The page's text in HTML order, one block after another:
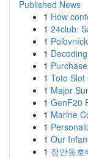
Published News
1 How
1 24club:
1
1
1
1 Toto
1 Major
1 GenF20
1 Marine
1
1 Our
1 장안동